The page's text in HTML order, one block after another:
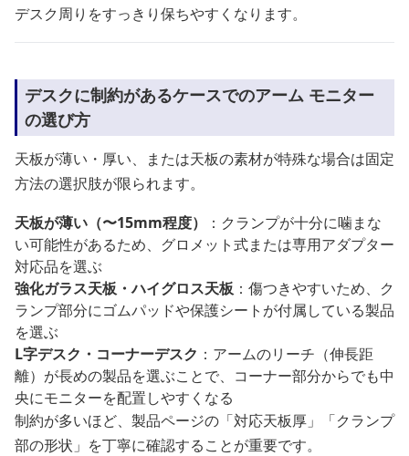
デスク周りをすっきり保ちやすくなります。
デスクに制約があるケースでのアーム モニター
の選び方
天板が薄い・厚い、または天板の素材が特殊な場合は固定
方法の選択肢が限られます。
天板が薄い（〜15mm程度）
：クランプが十分に噛まな
い可能性があるため、グロメット式または専用アダプター
対応品を選ぶ
強化ガラス天板・ハイグロス天板 ：傷つきやすいため、ク
ランプ部分にゴムパッドや保護シートが付属している製品
を選ぶ
L字デスク・コーナーデスク ：アームのリーチ（伸長距
離）が長めの製品を選ぶことで、コーナー部分からでも中
央にモニターを配置しやすくなる
制約が多いほど、製品ページの「対応天板厚」「クランプ
部の形状」を丁寧に確認することが重要です。